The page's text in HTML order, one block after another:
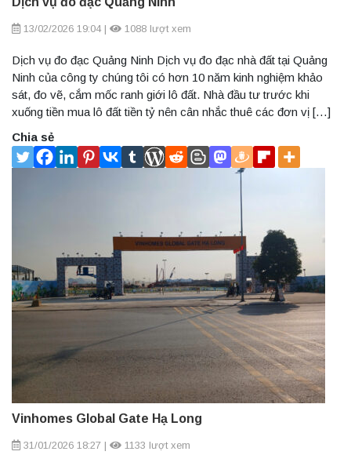
13/02/2026 19:04| 1088 lượt xem
Dịch vụ đo đạc Quảng Ninh Dịch vụ đo đạc nhà đất tại Quảng
Ninh của công ty chúng tôi có hơn 10 năm kinh nghiệm khảo
sát, đo vẽ, cắm mốc ranh giới lô đất. Nhà đầu tư trước khi
xuống tiền mua lô đất tiền tỷ nên cân nhắc thuê các đơn vị […]
Chia sẻ
Vinhomes Global Gate Hạ Long
31/01/2026 18:27 | 1133 lượt xem